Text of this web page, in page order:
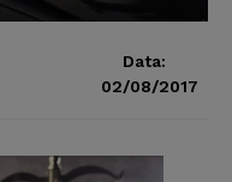
Data:
02/08/2017